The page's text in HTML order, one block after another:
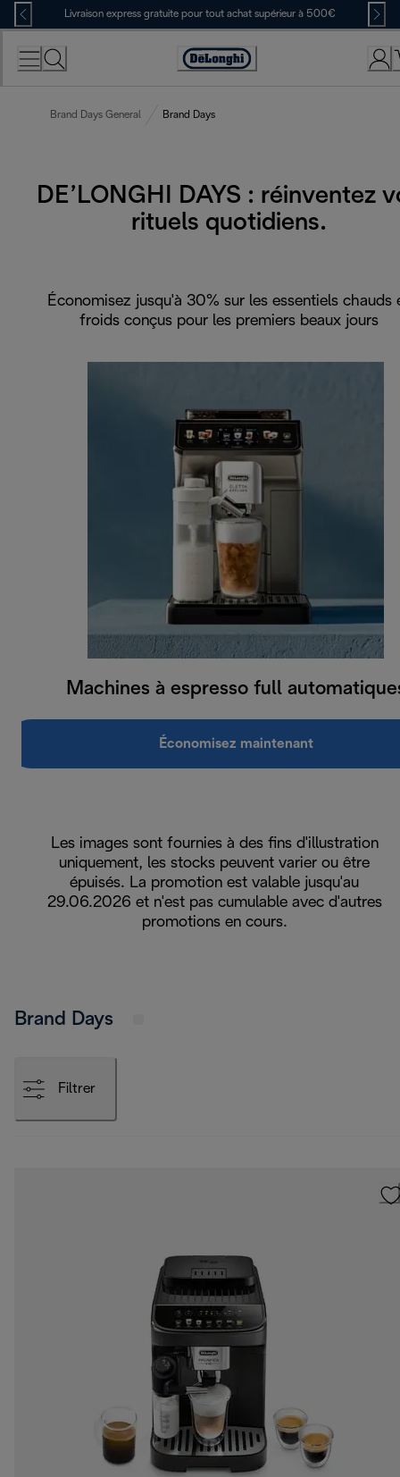
Skip
to
Content
Livraison express gratuite pour tout achat supérieur à 500€
Déclaration
Brand Days General Brand Days
DE’LONGHI DAYS : réinventez
rituels quotidiens.
Économisez jusqu'à 30% sur les essentiels chauds
froids conçus pour les premiers beaux jours
Machines à espresso full
Économisez maintenant
Les images sont fournies à des fins d'illustration
uniquement, les stocks peuvent varier ou être
épuisés. La promotion est valable jusqu'au
29.06.2026 et n'est pas cumulable avec d'autres
promotions en cours.
Brand Days
Filtrer